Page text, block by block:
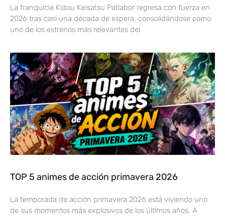
La franquicia Kidou Keisatsu Patlabor regresa con fuerza en
2026 tras casi una década de espera, consolidándose como
uno de los estrenos más relevantes del
TOP 5 animes de acción primavera 2026
La temporada de acción primavera 2026 está viviendo uno
de sus momentos más explosivos de los últimos años. A